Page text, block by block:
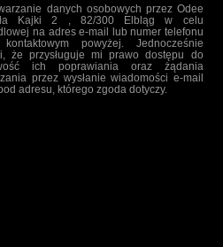
danych osobowych przez Odee
Kajki 2 , 82/300 Elbląg w celu
na adres e-mail lub numer telefonu
powyżej. Jednocześnie
że przysługuje mi prawo dostępu do
ich poprawiania oraz żądania
przez wysłanie wiadomości e-mail
adresu, którego zgoda dotyczy.